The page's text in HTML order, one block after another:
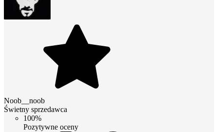
Noob__noob
Świetny sprzedawca
100%
Pozytywne oceny